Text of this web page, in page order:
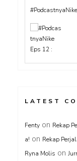
LATEST
Fenty on Rekap
a! on Rekap
Ryna Molis on